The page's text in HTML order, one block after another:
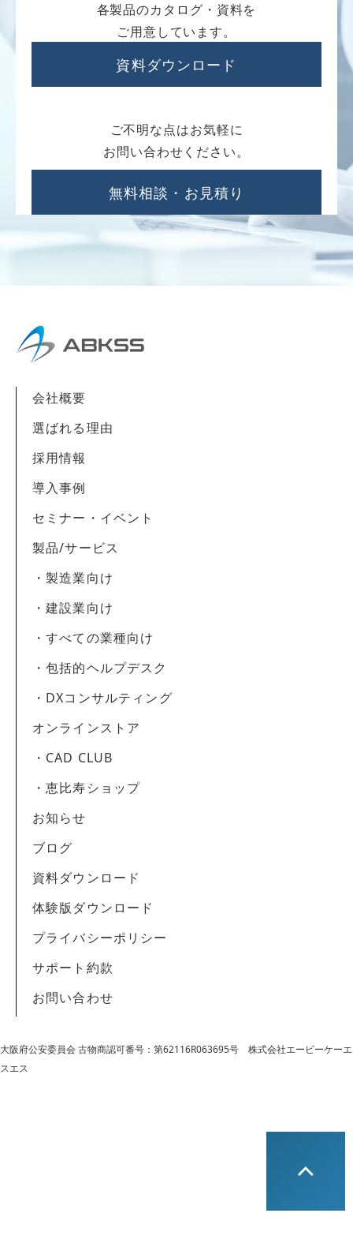
各製品のカタログ・資料を
ご用意しています。
資料ダウンロード
ご不明な点はお気軽に
お問い合わせください。
無料相談・お見積り
会社概要
選ばれる理由
採用情報
導入事例
セミナー・イベント
製品/サービス
・製造業向け
・建設業向け
・すべての業種向け
・包括的ヘルプデスク
・DXコンサルティング
オンラインストア
・CAD CLUB
・恵比寿ショップ
お知らせ
ブログ
資料ダウンロード
体験版ダウンロード
プライバシーポリシー
サポート約款
お問い合わせ
大阪府公安委員会 古物商認可番号：第62116R063695号 株式会社エービーケーエ
スエス